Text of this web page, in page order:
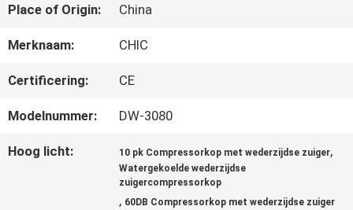
KWALITEITSCONTROLE
NEEM
Place of Origin: China
Merknaam: CHIC
Certificering: CE
Modelnummer: DW-3080
Hoog licht: 10 pk Compressorkop met wederzijdse zuiger,
Watergekoelde wederzijdse
zuigercompressorkop
, 60DB Compressorkop met wederzijdse zuiger